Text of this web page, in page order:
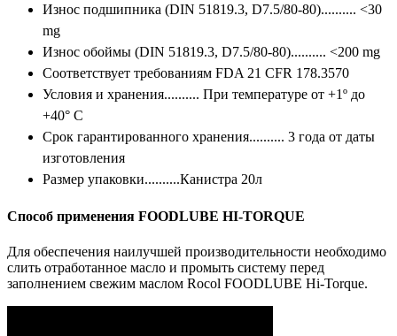
Износ подшипника (DIN 51819.3, D7.5/80-80).......... <30
mg
Износ обоймы (DIN 51819.3, D7.5/80-80).......... <200 mg
Соответствует требованиям FDA 21 CFR 178.3570
Условия и хранения.......... При температуре от +1º до
+40° C
Срок гарантированного хранения.......... 3 года от даты
изготовления
Размер упаковки..........Канистра 20л
Способ применения FOODLUBE HI-TORQUE
Для обеспечения наилучшей производительности необходимо
слить отработанное масло и промыть систему перед
заполнением свежим маслом Rocol FOODLUBE Hi-Torque.